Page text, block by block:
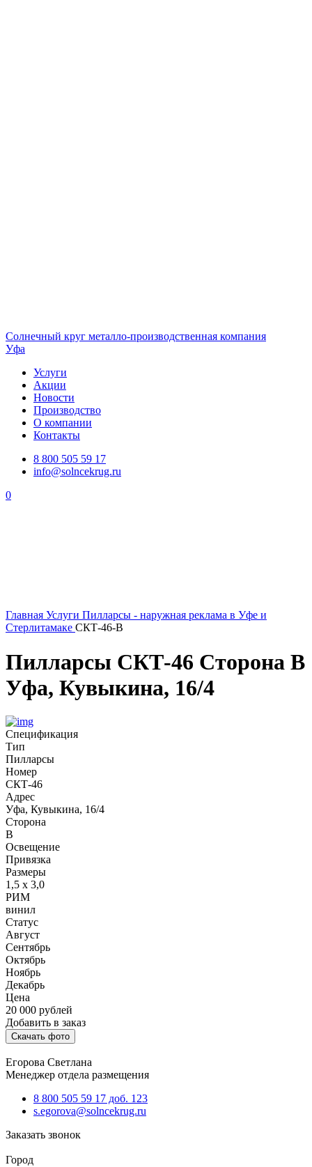
Солнечный круг металло-производственная компания
Уфа
Услуги
Акции
Новости
Производство
О компании
Контакты
8 800 505 59 17
info@solncekrug.ru
0
Главная Услуги Пилларсы - наружная реклама в Уфе и
Стерлитамаке СКТ-46-В
Пилларсы СКТ-46 Сторона В
Уфа, Кувыкина, 16/4
Спецификация
Тип
Пилларсы
Номер
СКТ-46
Адрес
Уфа, Кувыкина, 16/4
Сторона
В
Освещение
Привязка
Размеры
1,5 х 3,0
РИМ
винил
Статус
Август
Сентябрь
Октябрь
Ноябрь
Декабрь
Цена
20 000 рублей
Добавить в заказ
Скачать фото
Егорова Светлана
Менеджер отдела размещения
8 800 505 59 17 доб. 123
s.egorova@solncekrug.ru
Заказать звонок
Город